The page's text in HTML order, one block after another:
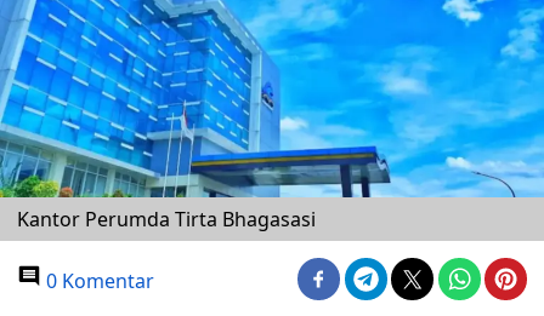
Kantor Perumda Tirta Bhagasasi
0 Komentar